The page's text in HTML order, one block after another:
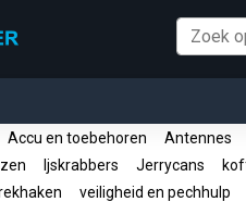
Accu en toebehoren Antennes
Ijskrabbers Jerrycans
veiligheid en pechhulp